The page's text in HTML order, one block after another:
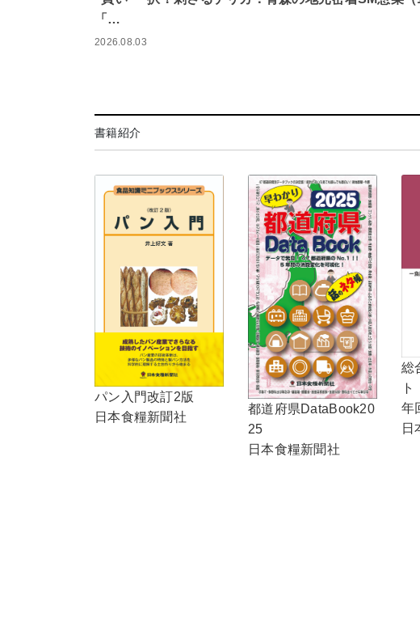
「…
2026.08.03
書籍紹介
パン入門改訂2版
日本食糧新聞社
都道府県DataBook20
25
日本食糧新聞社
総
年
日